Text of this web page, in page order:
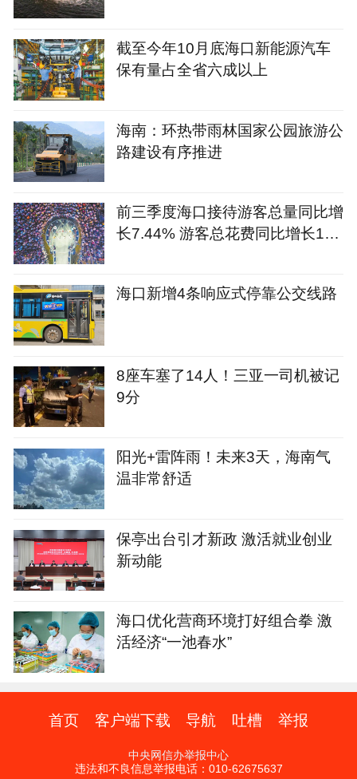
截至今年10月底海口新能源汽车
保有量占全省六成以上
海南：环热带雨林国家公园旅游公
路建设有序推进
前三季度海口接待游客总量同比增
长7.44% 游客总花费同比增长12.
海口新增4条响应式停靠公交线路
8座车塞了14人！三亚一司机被记
9分
阳光+雷阵雨！未来3天，海南气
温非常舒适
保亭出台引才新政 激活就业创业
新动能
海口优化营商环境打好组合拳 激
活经济“一池春水”
首页 客户端下载 导航 吐槽 举报
中央网信办举报中心
违法和不良信息举报电话：010-62675637